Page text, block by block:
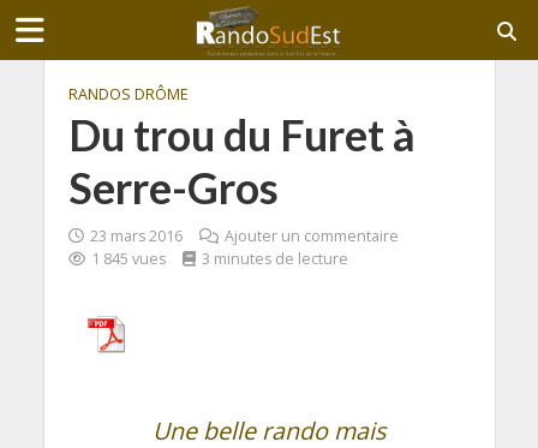
RANDOS DRÔME
Du trou du Furet à
Serre-Gros
23 mars 2016
Ajouter un commentaire
1 845 vues
3 minutes de lecture
Une belle rando mais